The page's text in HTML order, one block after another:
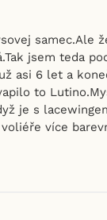
samec.Ale
jsem teda
asi 6 let a
to
je s
více